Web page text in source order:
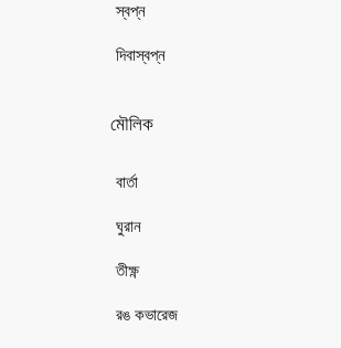
স্বপ্ন
দিবাস্বপ্ন
মৌলিক
বার্তা
ঘুরান
তীক্ষ্ণ
রঙ কভারেজ